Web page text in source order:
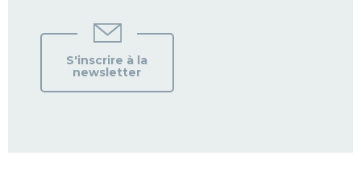
S'inscrire à la
newsletter